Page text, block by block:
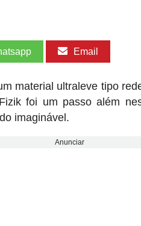
Email
material ultraleve tipo
foi um passo além
imaginável.
Anunciar